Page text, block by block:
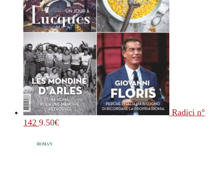
Radici n°
142 9.50€